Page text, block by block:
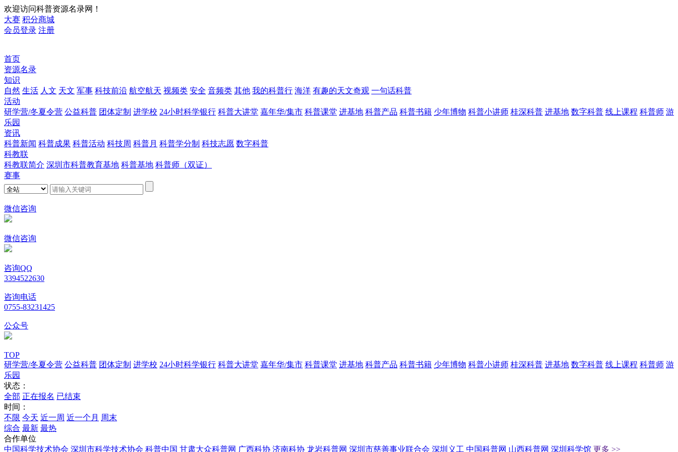
欢迎访问科普资源名录网！
大赛 积分商城
会员登录 注册
首页
资源名录
知识
自然 生活 人文 天文 军事 科技前沿 航空航天 视频类 安全 音频类 其他 我的科普行 海洋 有趣的天文奇观 一句话科普
活动
研学营/冬夏令营 公益科普 团体定制 进学校 24小时科学银行 科普大讲堂 嘉年华/集市 科普课堂 进基地 科普产品 科普书籍 少年博物 科普小讲师 桂深科普 进基地 数字科普 线上课程 科普师 游
乐园
资讯
科普新闻 科普成果 科普活动 科技周 科普月 科普学分制 科技志愿 数字科普
科教联
科教联简介 深圳市科普教育基地 科普基地 科普师（双证）
赛事
微信咨询
微信咨询
咨询QQ
3394522630
咨询电话
0755-83231425
公众号
TOP
研学营/冬夏令营 公益科普 团体定制 进学校 24小时科学银行 科普大讲堂 嘉年华/集市 科普课堂 进基地 科普产品 科普书籍 少年博物 科普小讲师 桂深科普 进基地 数字科普 线上课程 科普师 游
乐园
状态：
全部 正在报名 已结束
时间：
不限 今天 近一周 近一个月 周末
综合 最新 最热
合作单位
中国科学技术协会 深圳市科学技术协会 科普中国 甘肃大众科普网 广西科协 济南科协 龙岩科普网 深圳市慈善事业联合会 深圳义工 中国科普网 山西科普网 深圳科学馆 更多 >>